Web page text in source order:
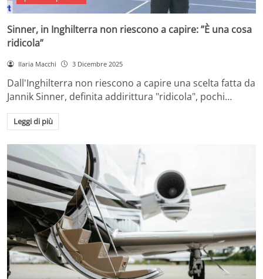
Sinner, in Inghilterra non riescono a capire: ”È una cosa
ridicola”
Ilaria Macchi 3 Dicembre 2025
Dall'Inghilterra non riescono a capire una scelta fatta da
Jannik Sinner, definita addirittura "ridicola", pochi…
Leggi di più